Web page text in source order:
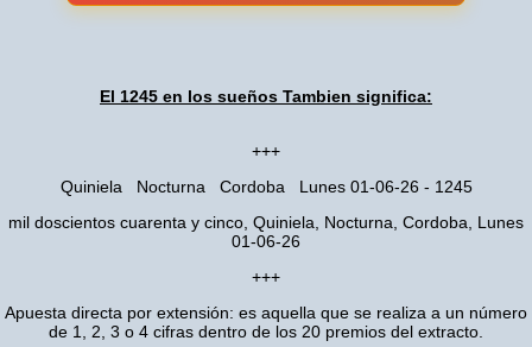
El 1245 en los sueños Tambien significa:
+++
Quiniela Nocturna Cordoba Lunes 01-06-26 - 1245
mil doscientos cuarenta y cinco, Quiniela, Nocturna, Cordoba, Lunes
01-06-26
+++
Apuesta directa por extensión: es aquella que se realiza a un número
de 1, 2, 3 o 4 cifras dentro de los 20 premios del extracto.